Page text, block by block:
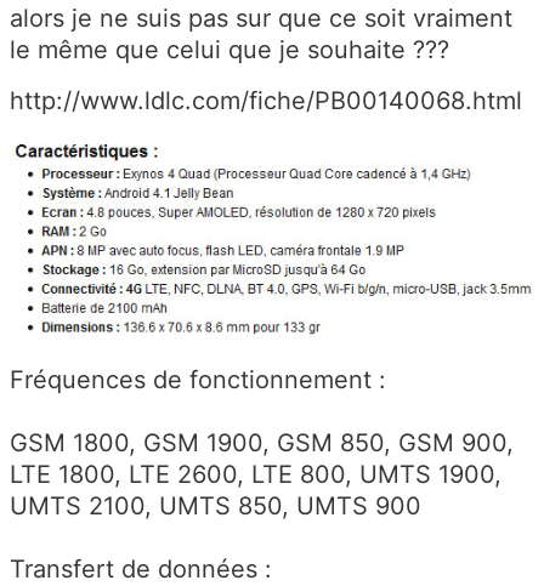
alors je ne suis pas sur que ce soit vraiment
le même que celui que je souhaite ???
http://www.ldlc.com/fiche/PB00140068.html
Fréquences de fonctionnement :
GSM 1800, GSM 1900, GSM 850, GSM 900,
LTE 1800, LTE 2600, LTE 800, UMTS 1900,
UMTS 2100, UMTS 850, UMTS 900
Transfert de données :